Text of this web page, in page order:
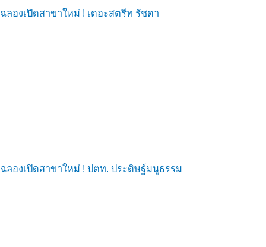
ฉลองเปิดสาขาใหม่ ! เดอะสตรีท รัชดา
ฉลองเปิดสาขาใหม่ ! ปตท. ประดิษฐ์มนูธรรม